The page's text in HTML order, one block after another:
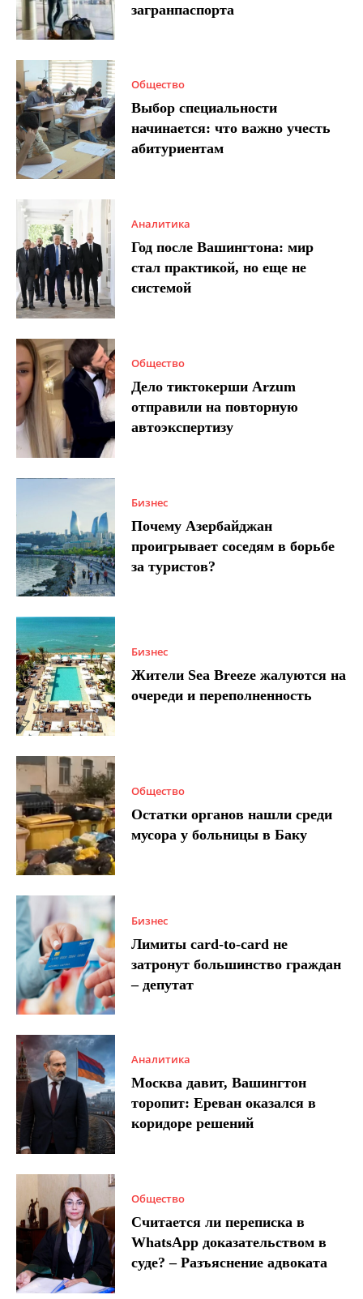
загранпаспорта
Общество
Выбор специальности
начинается: что важно учесть
абитуриентам
Аналитика
Год после Вашингтона: мир
стал практикой, но еще не
системой
Общество
Дело тиктокерши Arzum
отправили на повторную
автоэкспертизу
Бизнес
Почему Азербайджан
проигрывает соседям в борьбе
за туристов?
Бизнес
Жители Sea Breeze жалуются на
очереди и переполненность
Общество
Остатки органов нашли среди
мусора у больницы в Баку
Бизнес
Лимиты card-to-card не
затронут большинство граждан
– депутат
Аналитика
Москва давит, Вашингтон
торопит: Ереван оказался в
коридоре решений
Общество
Считается ли переписка в
WhatsApp доказательством в
суде? – Разъяснение адвоката